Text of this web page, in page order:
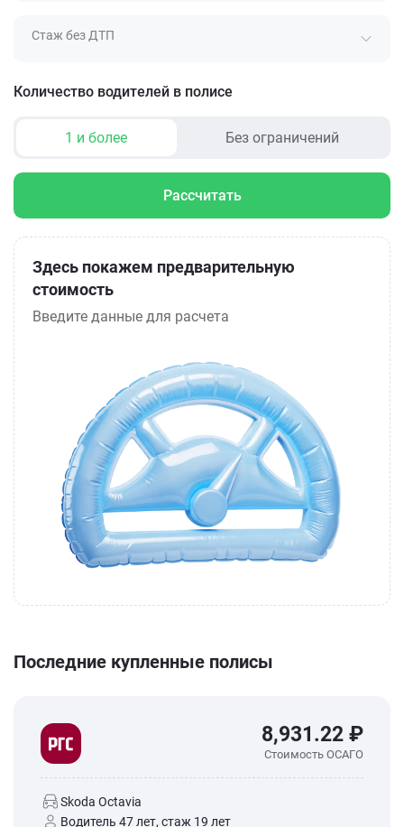
Стаж без ДТП
Количество водителей в полисе
1 и более Без ограничений
Рассчитать
Здесь покажем предварительную
стоимость
Введите данные для расчета
Последние купленные полисы
8,931.22 ₽
Стоимость ОСАГО
Skoda Octavia
Водитель 47 лет, стаж 19 лет